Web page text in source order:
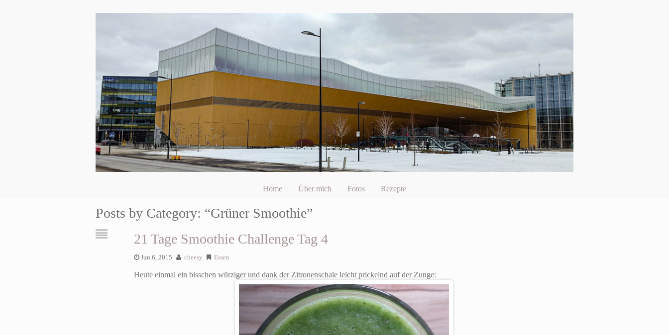
Home Über mich Fotos Rezepte
Posts by Category: “Grüner Smoothie”
21 Tage Smoothie Challenge Tag 4
Jun 6, 2015 cheesy Essen
Heute einmal ein bisschen würziger und dank der Zitronenschale leicht prickelnd auf der Zunge: